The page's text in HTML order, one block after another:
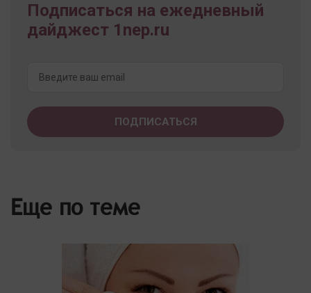
Подписаться на ежедневный
дайджест 1nep.ru
Еще по теме